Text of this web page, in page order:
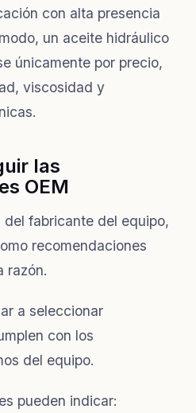
con alta presencia
un aceite hidráulico
únicamente por precio,
viscosidad y
las
OEM
fabricante del equipo,
recomendaciones
razón.
a seleccionar
con los
del equipo.
pueden indicar: